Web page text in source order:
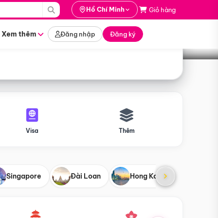
Hồ Chí Minh Giỏ hàng
Xem thêm Đăng nhập Đăng ký
Tìm tour
Visa Thêm
Singapore Đài Loan Hong Kong